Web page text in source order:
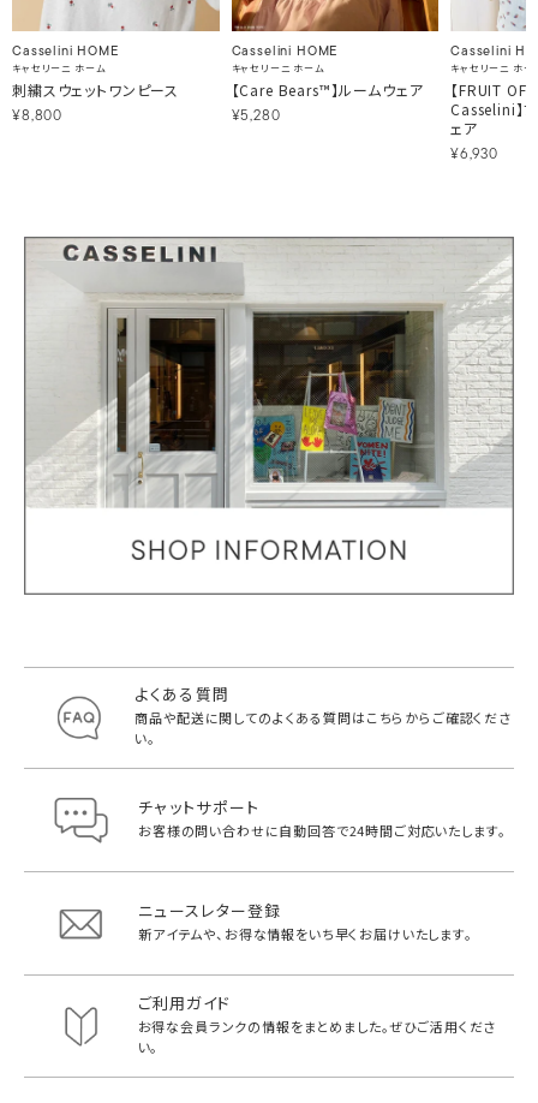
Casselini HOME
キャセリーニ ホーム
刺繍スウェットワンピース
¥8,800
Casselini HOME
キャセリーニ ホーム
【Care Bears™】ルームウェア
¥5,280
Casselini
キャセリーニ ホー
【FRUIT
Casselini】
ェア
¥6,930
よくある質問
商品や配送に関してのよくある質問はこちらからご確認くださ
い。
チャットサポート
お客様の問い合わせに自動回答で24時間ご対応いたします。
ニュースレター登録
新アイテムや、お得な情報をいち早く お届けいたします。
ご利用ガイド
お得な会員ランクの情報をまとめました。ぜひご活用くださ
い。